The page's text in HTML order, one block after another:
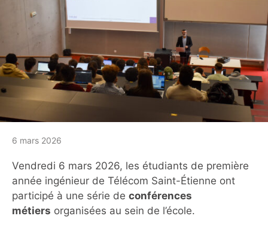
6 mars 2026
Vendredi 6 mars 2026, les étudiants de première
année ingénieur de Télécom Saint-Étienne ont
participé à une série de conférences
métiers organisées au sein de l’école.